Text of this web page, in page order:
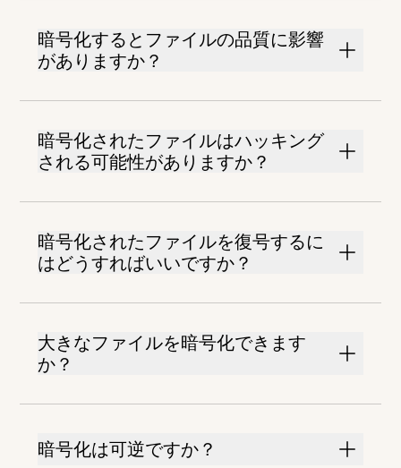
暗号化するとファイルの品質に影響
がありますか？
暗号化されたファイルはハッキング
される可能性がありますか？
暗号化されたファイルを復号するに
はどうすればいいですか？
大きなファイルを暗号化できます
か？
暗号化は可逆ですか？